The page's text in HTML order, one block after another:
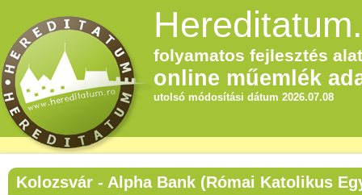
folyamatos fejlesztés
online műemlék
utolsó módosítási dátum 2026.07.08
Kolozsvár - Alpha Bank (Római Katolikus